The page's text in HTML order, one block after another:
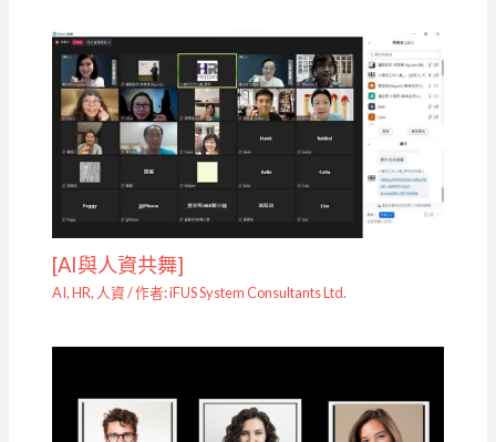
[AI與人資共舞]
AI,HR, 人資/ 作者:iFUS System Consultants Ltd.